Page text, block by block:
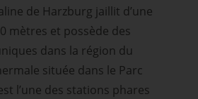
de Harzburg jaillit d’une
mètres et possède des
dans la région du
située dans le Parc
l’une des stations phares